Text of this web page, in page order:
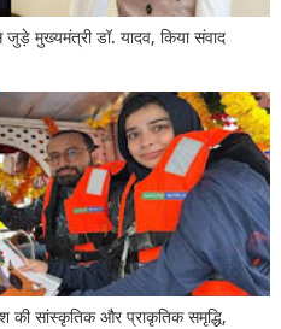
जुड़े मुख्यमंत्री डॉ. यादव, किया संवाद
की सांस्कृतिक और प्राकृतिक समृद्धि,